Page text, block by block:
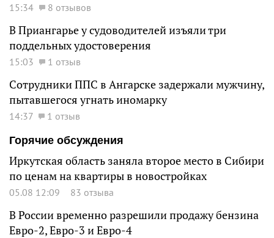
15:34 8 отзывов
В Приангарье у судоводителей изъяли три
поддельных удостоверения
15:03 1 отзыв
Сотрудники ППС в Ангарске задержали мужчину,
пытавшегося угнать иномарку
14:37
1 отзыв
Горячие обсуждения
Иркутская область заняла второе место в Сибири
по ценам на квартиры в новостройках
05.08 12:09 83 отзыва
В России временно разрешили продажу бензина
Евро-2, Евро-3 и Евро-4